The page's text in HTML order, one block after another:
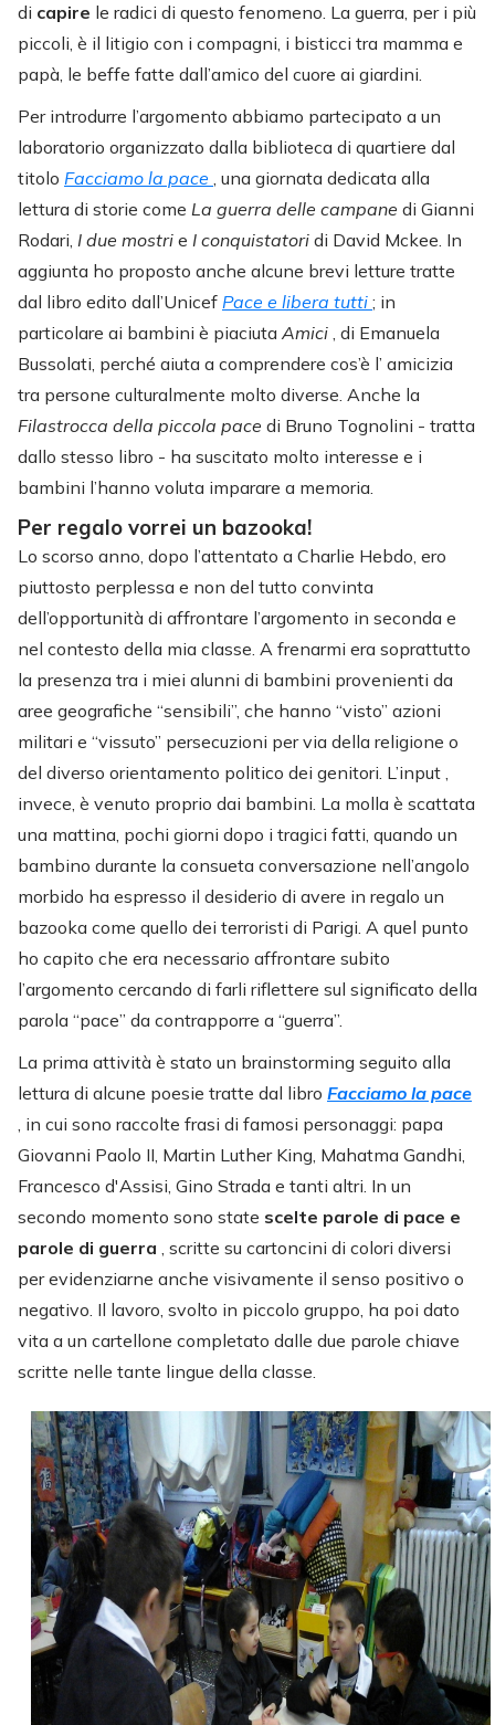
di capire le radici di questo fenomeno. La guerra, per i più
piccoli, è il litigio con i compagni, i bisticci tra mamma e
papà, le beffe fatte dall’amico del cuore ai giardini.
Per introdurre l’argomento abbiamo partecipato a un
laboratorio organizzato dalla biblioteca di quartiere dal
titolo Facciamo la pace , una giornata dedicata alla
lettura di storie come La guerra delle campane di Gianni
Rodari, I due mostri e I conquistatori di David Mckee. In
aggiunta ho proposto anche alcune brevi letture tratte
dal libro edito dall’Unicef Pace e libera tutti ; in
particolare ai bambini è piaciuta Amici , di Emanuela
Bussolati, perché aiuta a comprendere cos’è l’ amicizia
tra persone culturalmente molto diverse. Anche la
Filastrocca della piccola pace di Bruno Tognolini - tratta
dallo stesso libro - ha suscitato molto interesse e i
bambini l’hanno voluta imparare a memoria.
Per regalo vorrei un bazooka!
Lo scorso anno, dopo l’attentato a Charlie Hebdo, ero
piuttosto perplessa e non del tutto convinta
dell’opportunità di affrontare l’argomento in seconda e
nel contesto della mia classe. A frenarmi era soprattutto
la presenza tra i miei alunni di bambini provenienti da
aree geografiche “sensibili”, che hanno “visto” azioni
militari e “vissuto” persecuzioni per via della religione o
del diverso orientamento politico dei genitori. L’input ,
invece, è venuto proprio dai bambini. La molla è scattata
una mattina, pochi giorni dopo i tragici fatti, quando un
bambino durante la consueta conversazione nell’angolo
morbido ha espresso il desiderio di avere in regalo un
bazooka come quello dei terroristi di Parigi. A quel punto
ho capito che era necessario affrontare subito
l’argomento cercando di farli riflettere sul significato della
parola “pace” da contrapporre a “guerra”.
La prima attività è stato un brainstorming seguito alla
lettura di alcune poesie tratte dal libro Facciamo la pace
, in cui sono raccolte frasi di famosi personaggi: papa
Giovanni Paolo II, Martin Luther King, Mahatma Gandhi,
Francesco d'Assisi, Gino Strada e tanti altri. In un
secondo momento sono state scelte parole di pace e
parole di guerra , scritte su cartoncini di colori diversi
per evidenziarne anche visivamente il senso positivo o
negativo. Il lavoro, svolto in piccolo gruppo, ha poi dato
vita a un cartellone completato dalle due parole chiave
scritte nelle tante lingue della classe.